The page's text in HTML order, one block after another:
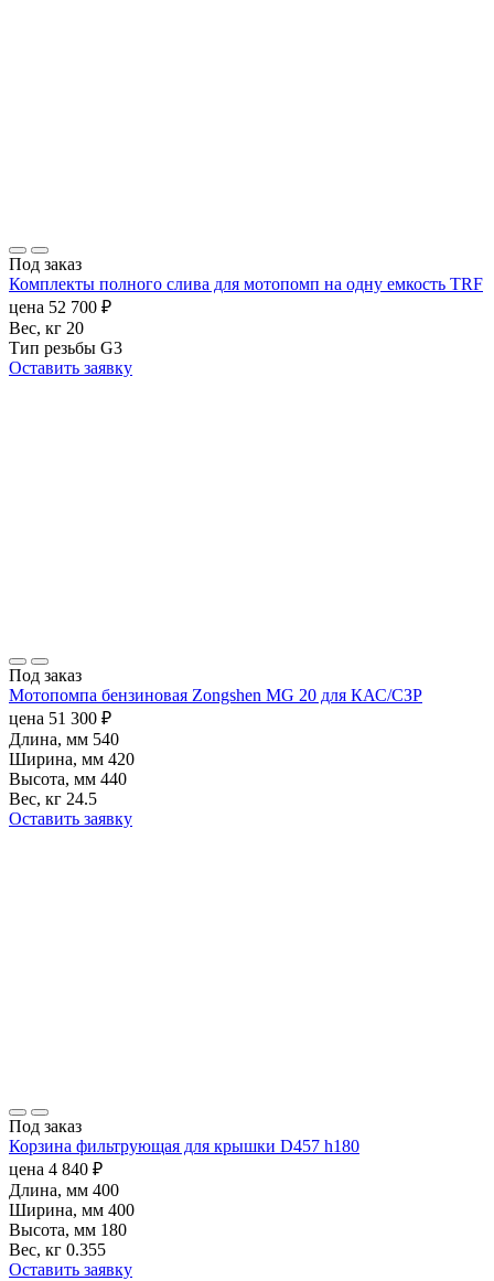
Под заказ
Комплекты полного слива для мотопомп на одну емкость TRF
цена 52 700 ₽
Вес, кг 20
Тип резьбы G3
Оставить заявку
Под заказ
Мотопомпа бензиновая Zongshen MG 20 для КАС/СЗР
цена 51 300 ₽
Длина, мм 540
Ширина, мм 420
Высота, мм 440
Вес, кг 24.5
Оставить заявку
Под заказ
Корзина фильтрующая для крышки D457 h180
цена 4 840 ₽
Длина, мм 400
Ширина, мм 400
Высота, мм 180
Вес, кг 0.355
Оставить заявку